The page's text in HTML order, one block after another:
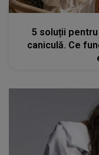
5 soluții
caniculă. Ce